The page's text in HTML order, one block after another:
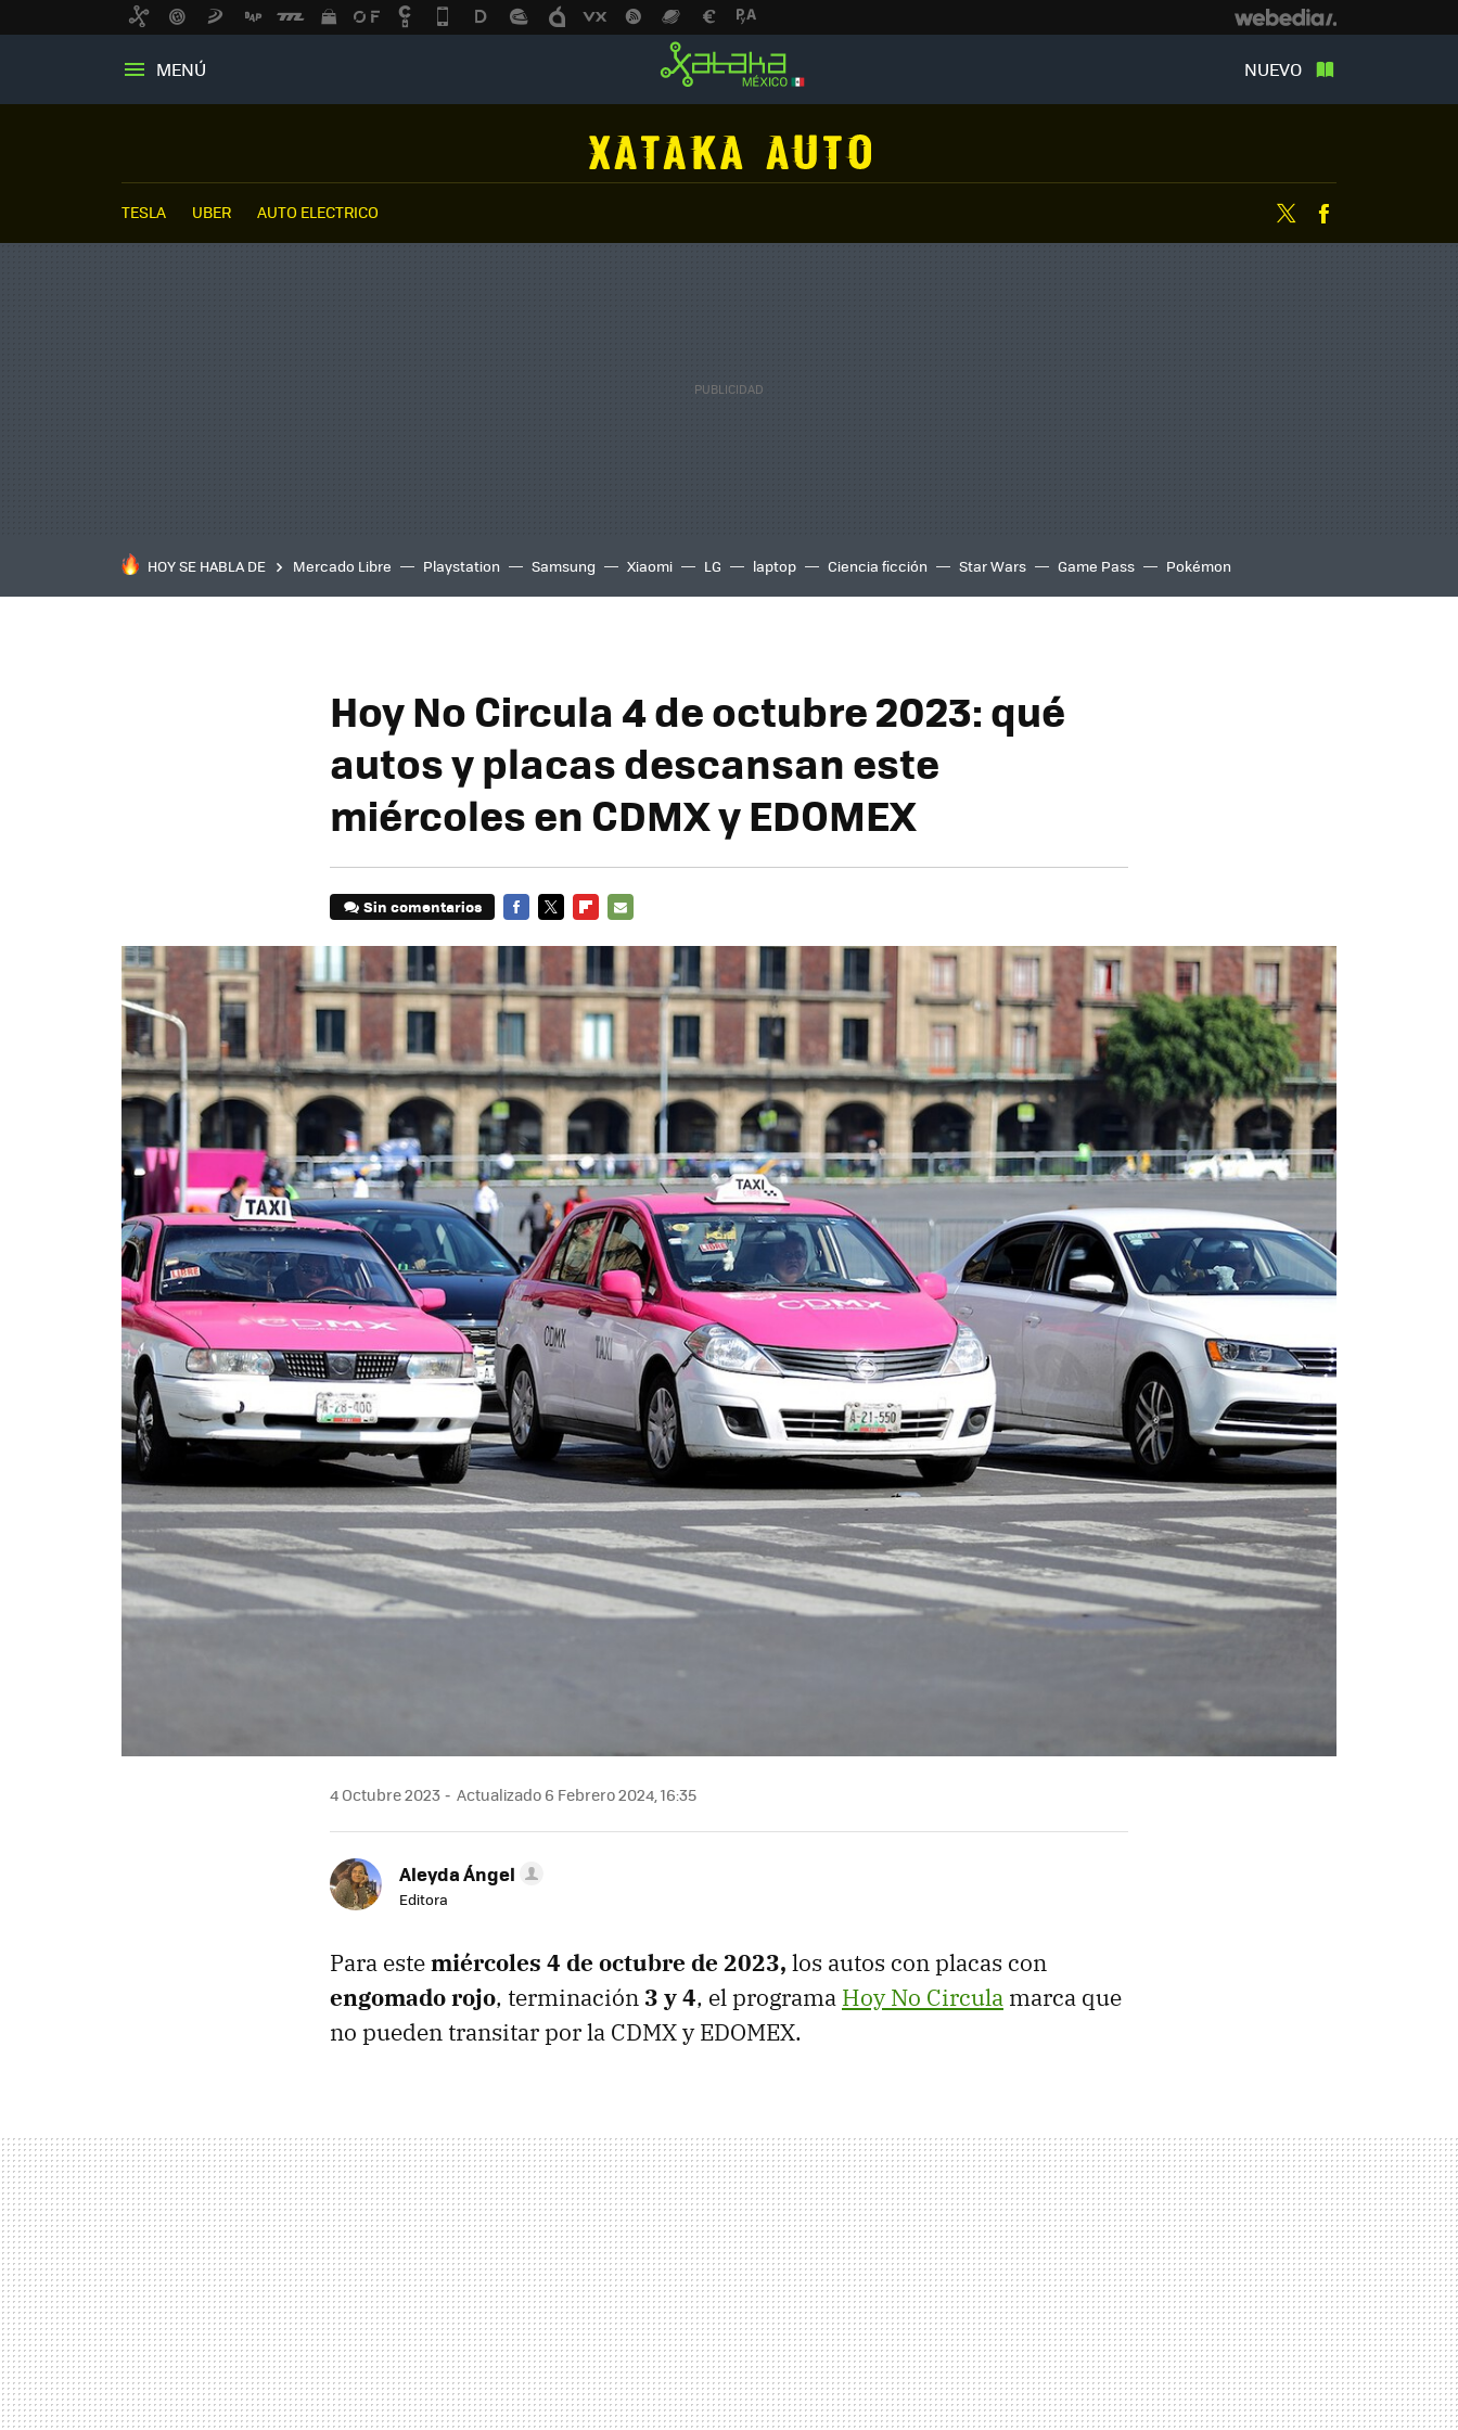
MENÚ NUEVO
TESLA UBER AUTO ELECTRICO Twitter
HOY SE HABLA DE Mercado Libre Playstation Samsung Xiaomi LG laptop Ciencia ficción Star Wars Game Pass Pokémon
Hoy No Circula 4 de octubre 2023: qué
autos y placas descansan este
miércoles en CDMX y EDOMEX
Sin comentarios
4 Octubre 2023 Actualizado 6 Febrero 2024, 16:35
Aleyda Ángel
Editora
Para estemiércoles 4 de octubre de 2023, los autos con placas con
engomado rojo, terminación 3 y 4, el programa Hoy No Circula marca que
no pueden transitar por la CDMX y EDOMEX.